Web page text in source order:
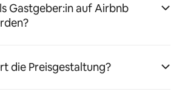
Gastgeber:in auf Airbnb
die Preisgestaltung?